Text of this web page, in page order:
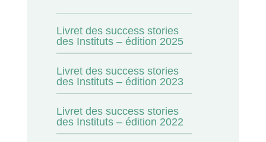
Livret des success stories
des Instituts – édition 2025
Livret des success stories
des Instituts – édition 2023
Livret des success stories
des Instituts – édition 2022